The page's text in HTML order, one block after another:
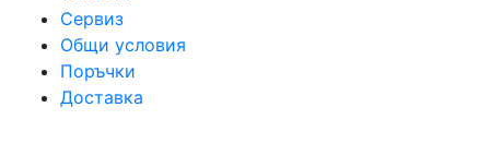
Сервиз
Общи условия
Поръчки
Доставка